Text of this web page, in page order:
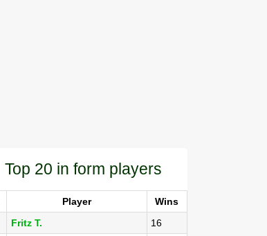
Top 20 in form players
Player
Wins
Fritz T.
16